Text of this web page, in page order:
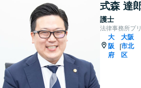
式森 達
護士
法律事務所プ
大
阪
府
|
大阪
市北
区